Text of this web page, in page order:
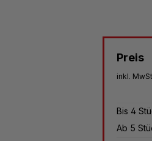
Preis
inkl.
Bis 4
Ab 5